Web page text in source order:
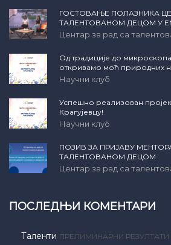
ГОСТОВАЊЕ ПОЛАЗНИКА
ТАЛЕНТОВАНОМ ДЕЦОМ У
Центар за рад са
Од традиције до
откривамо моћ природних
Научни клуб
Успешно реализован
Крагујевцу!
Научни клуб
ПОЗИВ ЗА ПРИЈАВУ
ТАЛЕНТОВАНОМ ДЕЦОМ
Центар за рад са
ПОСЛЕДЊИ КОМЕНТАРИ
Таленти ПРЕЛИМИНАРНИ